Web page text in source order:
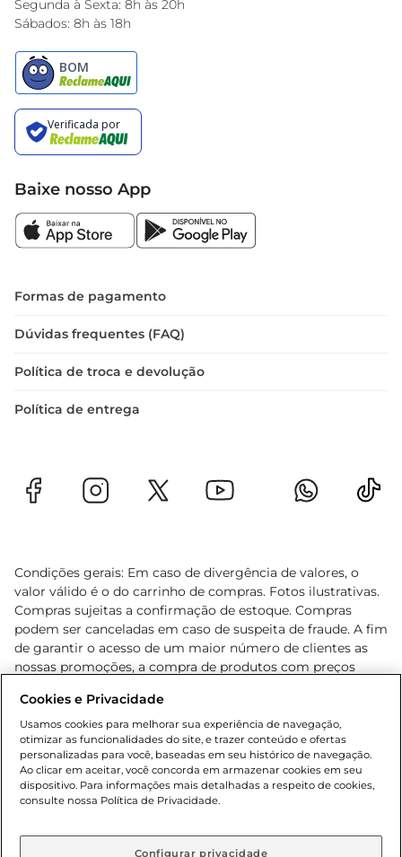
Segunda à Sexta: 8h às 20h
Sábados: 8h às 18h
Baixe nosso App
Formas de pagamento
Dúvidas frequentes (FAQ)
Política de troca e devolução
Política de entrega
Condições gerais: Em caso de divergência de valores, o
valor válido é o do carrinho de compras. Fotos ilustrativas.
Compras sujeitas a confirmação de estoque. Compras
podem ser canceladas em caso de suspeita de fraude. A fim
de garantir o acesso de um maior número de clientes as
nossas promoções, a compra de produtos com preços
cliente. Os preços, ofertas e condições são exclusivos para
o e-commerce e válidos durante o dia de hoje, podendo
sofrer alterações sem prévia notificação. Proibida a venda
de bebidas alcoólicas para menores de 18 anos, conforme
Lei n.º 8069/90, art. 81, inciso II (Estatuto da Criança e do
Adolescente). Preços e condições exclusivos para o
aviso prévio. O valor mínimo para as compras on-line é de
Cookies e Privacidade
Usamos cookies para melhorar sua experiência de navegação,
otimizar as funcionalidades do site, e trazer conteúdo e ofertas
personalizadas para você, baseadas em seu histórico de navegação.
Ao clicar em aceitar, você concorda em armazenar cookies em seu
dispositivo. Para informações mais detalhadas a respeito de cookies,
consulte nossa Política de Privacidade.
Configurar privacidade